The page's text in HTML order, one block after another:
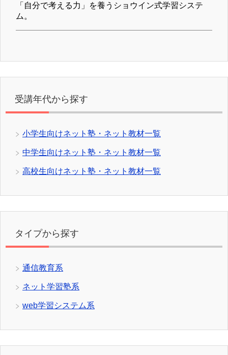
「自分で考える力」を養うショウイン式学習システ
ム。
受講年代から探す
小学生向けネット塾・ネット教材一覧
中学生向けネット塾・ネット教材一覧
高校生向けネット塾・ネット教材一覧
タイプから探す
通信教育系
ネット学習塾系
web学習システム系